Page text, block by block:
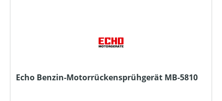
Echo Benzin-Motorrückensprühgerät MB-5810